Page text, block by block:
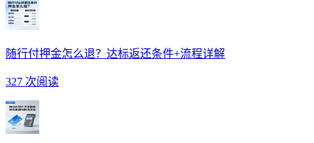
随行付押金怎么退？达标返还条件+流程详解
327 次阅读